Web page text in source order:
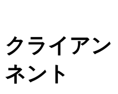
クライア
ネント